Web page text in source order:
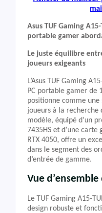
Asus TUF Gaming
portable gamer
Le juste équilibre
joueurs exigeants
L’Asus TUF Gaming
PC portable gamer de
positionne comme
joueurs à la recherche
modèle, équipé d’un
7435HS et d’une carte
RTX 4050, offre un
dans le segment des
d’entrée de gamme.
Vue
Le TUF Gaming A15-
design robuste et